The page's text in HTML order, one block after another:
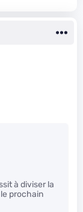
à diviser la
prochain